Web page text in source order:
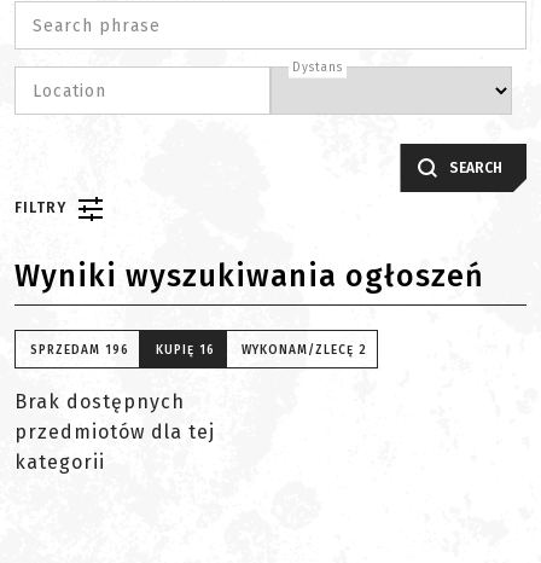
Search phrase
Location
Dystans
SEARCH
FILTRY
Wyniki wyszukiwania ogłoszeń
SPRZEDAM 196 KUPIĘ 16 WYKONAM/ZLECĘ 2
Brak dostępnych
przedmiotów dla tej
kategorii